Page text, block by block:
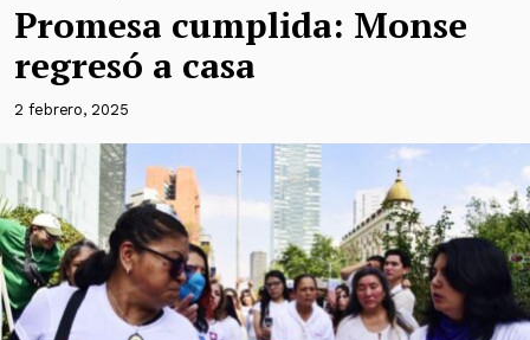
Promesa cumplida: Monse
regresó a casa
2 febrero, 2025